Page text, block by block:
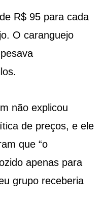
R$ 95 para cada
O caranguejo
não explicou
de preços, e ele
que “o
apenas para
grupo receberia